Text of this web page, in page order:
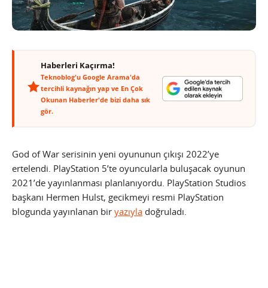
Haberleri Kaçırma!
Teknoblog'u Google Arama'da
tercihli kaynağın yap ve En Çok
Okunan Haberler'de bizi daha sık
gör.
God of War serisinin yeni oyununun çıkışı 2022’ye
ertelendi. PlayStation 5’te oyuncularla buluşacak oyunun
2021’de yayınlanması planlanıyordu. PlayStation Studios
başkanı Hermen Hulst, gecikmeyi resmi PlayStation
blogunda yayınlanan bir yazıyla doğruladı.